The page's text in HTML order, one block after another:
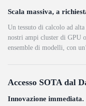
Scala massiva, a
Un tessuto di calcolo ad
nostri ampi cluster di GPU
ensemble di modelli, con
Accesso SOTA dal
Innovazione immediata.